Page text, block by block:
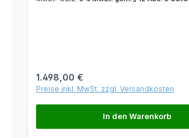
Regulärer Preis:
1.498,00 €
Preise inkl. MwSt. zzgl. Versandkosten
In den Warenkorb